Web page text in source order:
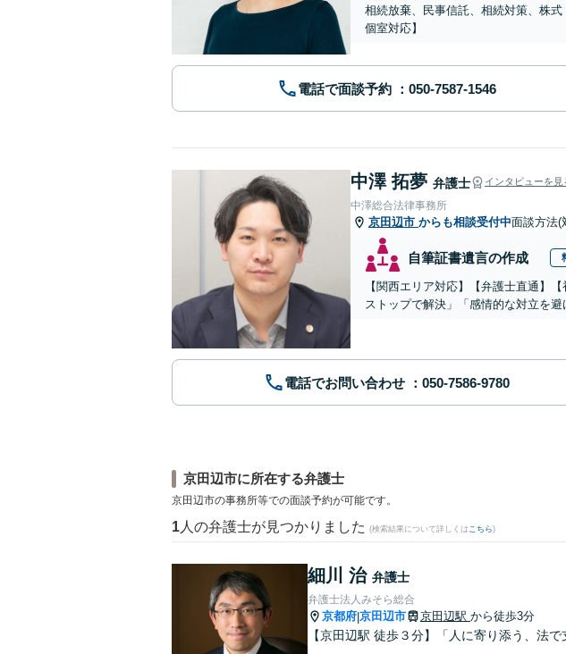
相続放棄、民事信託、相続対策、株
個室対応】
電話で面談予約
中澤 拓夢 弁護士 インタビューを見
中澤総合法律事務所
京田辺市 からも相談受付中面談方法(
自筆証書遺言の作成
【関西エリア対応】【弁護士直通】
ストップで解決」「感情的な対立を
電話でお問い合わせ
京田辺市に所在する弁護士
京田辺市の事務所等での面談予約が可能です。
1 人の弁護士が見つかりました (検索結果について詳しくは こちら)
細川 治 弁護士
弁護士法人みそら総合
京都府|京田辺市 京田辺駅 から徒歩3分
【京田辺駅 徒歩３分】「人に寄り添う、法